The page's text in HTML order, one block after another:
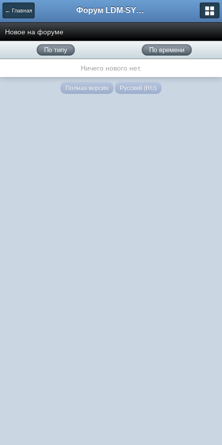
← Главная Форум LDM-SYSTEMS
Новое на форуме
По типу По времени
Ничего нового нет.
Полная версия Русский (RU)